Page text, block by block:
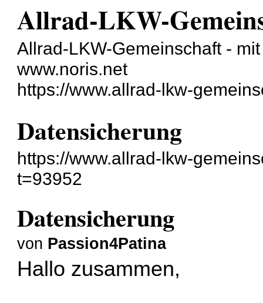
Allrad-LKW-
Allrad-LKW-Gemeinschaft -
www.noris.net
https://www.allrad-lkw-
Datensicherung
https://www.allrad-lkw-
t=93952
Datensicherung
von Passion4Patina
Hallo zusammen,